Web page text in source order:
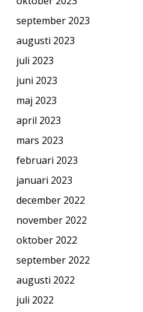
september 2023
augusti 2023
juli 2023
juni 2023
maj 2023
april 2023
mars 2023
februari 2023
januari 2023
december 2022
november 2022
oktober 2022
september 2022
augusti 2022
juli 2022